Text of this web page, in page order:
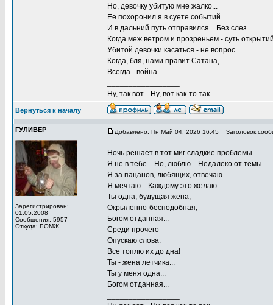
Но, девочку убитую мне жалко...
Ее похоронил я в суете событий...
И в дальний путь отправился... Без слез...
Когда меж ветром и прозреньем - суть
Убитой девочки касаться - не вопрос...
Когда, бля, нами правит Сатана,
Всегда - война...
Ну, так вот... Ну, вот как-то так...
Вернуться к началу
ГУЛИВЕР
Зарегистрирован:
01.05.2008
Сообщения: 5957
Откуда: БОМЖ
Добавлено: Пн Май 04, 2026 16:45 Заголовок
Ночь решает в тот миг сладкие проблемы...
Я не в тебе... Но, люблю... Недалеко от темы...
Я за пацанов, любящих, отвечаю...
Я мечтаю... Каждому это желаю...
Ты одна, будущая жена,
Окрыленно-бесподобная,
Богом отданная...
Среди прочего
Опускаю слова.
Все топлю их до дна!
Ты - жена летчика...
Ты у меня одна...
Богом отданная...